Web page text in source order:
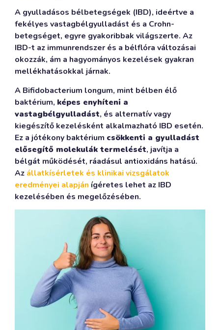
A gyulladásos bélbetegségek (IBD), ideértve a
fekélyes vastagbélgyulladást és a Crohn-
betegséget, egyre gyakoribbak világszerte. Az
IBD-t az immunrendszer és a bélflóra változásai
okozzák, ám a hagyományos kezelések gyakran
mellékhatásokkal járnak.
A Bifidobacterium longum, mint bélben élő
baktérium, képes enyhíteni a
vastagbélgyulladást, és alternatív vagy
kiegészítő kezelésként alkalmazható IBD esetén.
Ez a jótékony baktérium csökkenti a gyulladást
elősegítő molekulák termelését, javítja a
bélgát működését, ráadásul antioxidáns hatású.
Az állatkísérletek és klinikai vizsgálatok
eredményei alapján ígéretes lehet az IBD
kezelésében és megelőzésében.